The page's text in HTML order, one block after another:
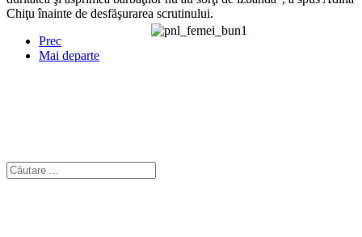
Chiţu înainte de desfăşurarea scrutinului.
Prec
Mai departe